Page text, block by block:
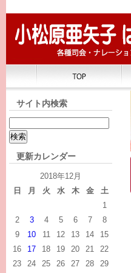
サイト内検索
更新カレンダー
2018年12月
日
月 火 水 木 金
土
1
2
3 4 5 6 7
8
9
10 11 12 13 14
15
16
17 18 19 20 21
22
23
24 25 26 27 28
29